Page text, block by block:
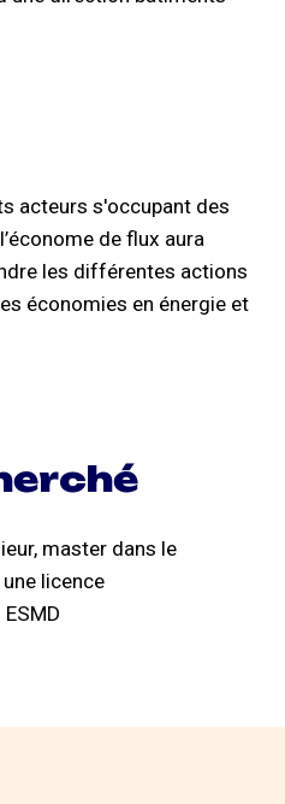
acteurs s'occupant des
de flux aura
les différentes actions
économies en énergie et
master dans le
licence